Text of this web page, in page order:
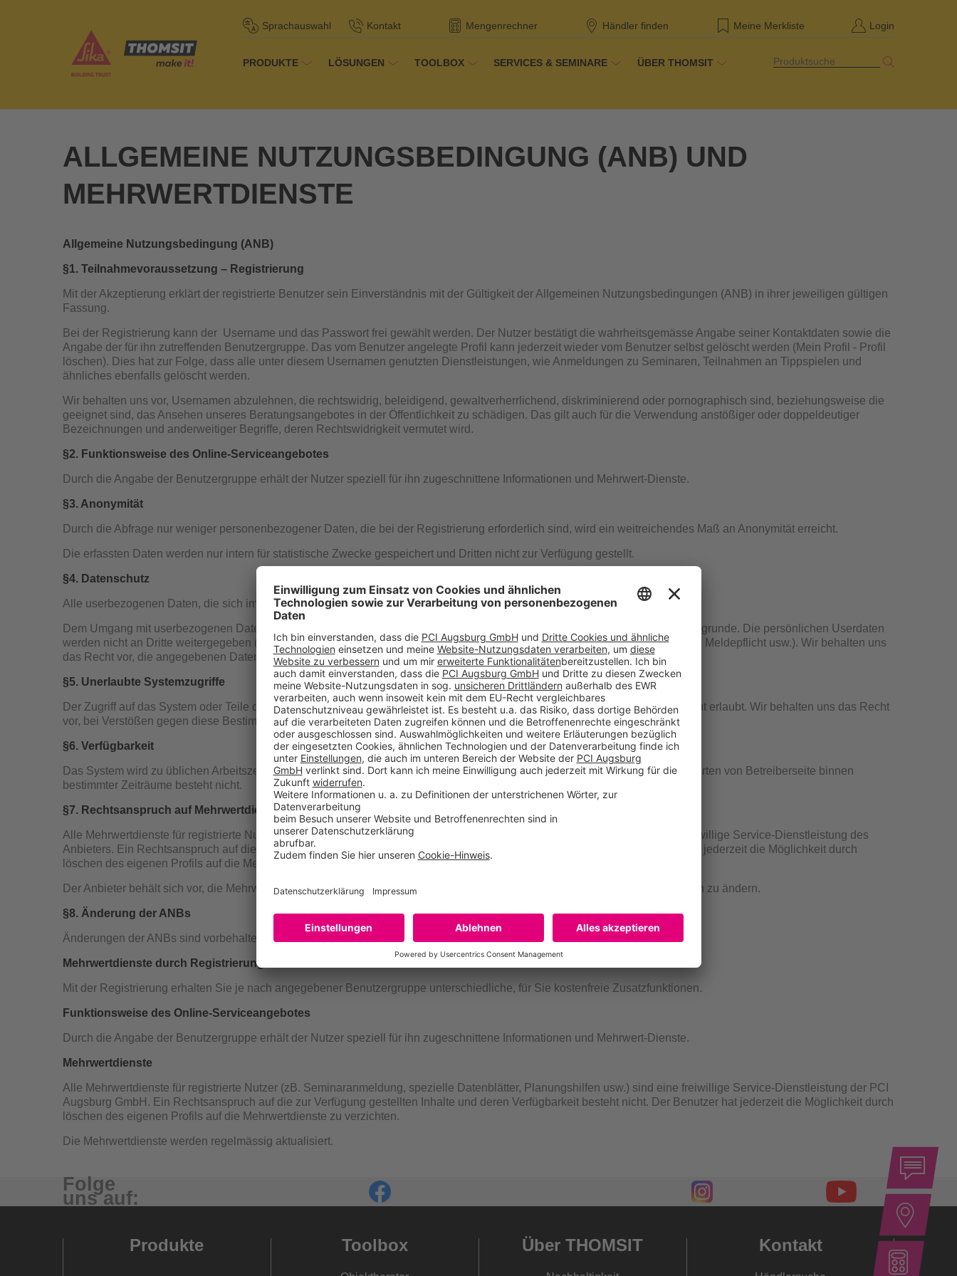
Sprachauswahl Kontakt Mengenrechner Händler finden Meine Merkliste Login
PRODUKTE LÖSUNGEN TOOLBOX SERVICES & SEMINARE ÜBER THOMSIT Produktsuche
ALLGEMEINE NUTZUNGSBEDINGUNG (ANB) UND
MEHRWERTDIENSTE
Allgemeine Nutzungsbedingung (ANB)
§1. Teilnahmevoraussetzung – Registrierung
Mit der Akzeptierung erklärt der registrierte Benutzer sein Einverständnis mit der Gültigkeit der Allgemeinen Nutzungsbedingungen (ANB) in ihrer jeweiligen gültigen
Fassung.
Bei der Registrierung kann der Username und das Passwort frei gewählt werden. Der Nutzer bestätigt die wahrheitsgemässe Angabe seiner Kontaktdaten sowie die
Angabe der für ihn zutreffenden Benutzergruppe. Das vom Benutzer angelegte Profil kann jederzeit wieder vom Benutzer selbst gelöscht werden (Mein Profil - Profil
löschen). Dies hat zur Folge, dass alle unter diesem Usernamen genutzten Dienstleistungen, wie Anmeldungen zu Seminaren, Teilnahmen an Tippspielen und
ähnliches ebenfalls gelöscht werden.
Wir behalten uns vor, Usernamen abzulehnen, die rechtswidrig, beleidigend, gewaltverherrlichend, diskriminierend oder pornographisch sind, beziehungsweise die
geeignet sind, das Ansehen unseres Beratungsangebotes in der Öffentlichkeit zu schädigen. Das gilt auch für die Verwendung anstößiger oder doppeldeutiger
Bezeichnungen und anderweitiger Begriffe, deren Rechtswidrigkeit vermutet wird.
§2. Funktionsweise des Online-Serviceangebotes
Durch die Angabe der Benutzergruppe erhält der Nutzer speziell für ihn zugeschnittene Informationen und Mehrwert-Dienste.
§3. Anonymität
Durch die Abfrage nur weniger personenbezogener Daten, die bei der Registrierung erforderlich sind, wird ein weitreichendes Maß an Anonymität erreicht.
Die erfassten Daten werden nur intern für statistische Zwecke gespeichert und Dritten nicht zur Verfügung gestellt.
§4. Datenschutz
Alle userbezogenen Daten, die sich im Verlauf einer Beratung ergeben, werden vertraulich behandelt.
Dem Umgang mit userbezogenen Daten liegen die allgemeingültigen und gesetzlich geregelten Datenschutzbestimmungen zugrunde. Die persönlichen Userdaten
werden nicht an Dritte weitergegeben (Ausnahmen bei Verstößen gegen die in den ANBs genannten Bedingungen wie Straftat, Meldepflicht usw.). Wir behalten uns
das Recht vor, die angegebenen Daten zu prüfen und gegebenenfalls zu editieren.
§5. Unerlaubte Systemzugriffe
Der Zugriff auf das System oder Teile des Systems des Beratungsangebotes mit unerlaubten Mitteln und/oder Methoden ist nicht erlaubt. Wir behalten uns das Recht
vor, bei Verstößen gegen diese Bestimmung rechtliche Schritte einzuleiten und gegebenenfalls Anzeige zu erstatten.
§6. Verfügbarkeit
Das System wird zu üblichen Arbeitszeiten betreut. Ein Anspruch des Users auf Verfügbarkeit zu bestimmten Zeiten oder Antworten von Betreiberseite binnen
bestimmter Zeiträume besteht nicht.
§7. Rechtsanspruch auf Mehrwertdienste
Alle Mehrwertdienste für registrierte Nutzer (zB. Seminaranmeldung, spezielle Datenblätter, Planungshilfen usw.) sind eine freiwillige Service-Dienstleistung des
Anbieters. Ein Rechtsanspruch auf die zur Verfügung gestellten Inhalte und deren Verfügbarkeit besteht nicht. Der Benutzer hat jederzeit die Möglichkeit durch
löschen des eigenen Profils auf die Mehrwertdienste zu verzichten.
Der Anbieter behält sich vor, die Mehrwertdienste zu aktualisieren oder sein Serviceangebot für die jeweiligen Benutzergruppen zu ändern.
§8. Änderung der ANBs
Änderungen der ANBs sind vorbehalten. Aktuelle Änderungen der ANBs werden auf der Internetseite veröffentlicht.
Mehrwertdienste durch Registrierung
Mit der Registrierung erhalten Sie je nach angegebener Benutzergruppe unterschiedliche, für Sie kostenfreie Zusatzfunktionen.
Funktionsweise des Online-Serviceangebotes
Durch die Angabe der Benutzergruppe erhält der Nutzer speziell für ihn zugeschnittene Informationen und Mehrwert-Dienste.
Mehrwertdienste
Alle Mehrwertdienste für registrierte Nutzer (zB. Seminaranmeldung, spezielle Datenblätter, Planungshilfen usw.) sind eine freiwillige Service-Dienstleistung der PCI
Augsburg GmbH. Ein Rechtsanspruch auf die zur Verfügung gestellten Inhalte und deren Verfügbarkeit besteht nicht. Der Benutzer hat jederzeit die Möglichkeit durch
löschen des eigenen Profils auf die Mehrwertdienste zu verzichten.
Die Mehrwertdienste werden regelmässig aktualisiert.
Folge
uns auf:
Produkte Toolbox Über THOMSIT Kontakt